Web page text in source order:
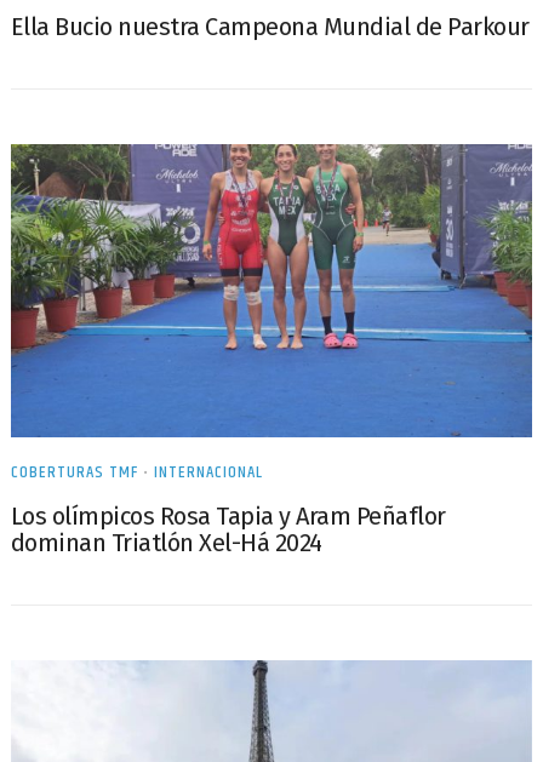
Ella Bucio nuestra Campeona Mundial de Parkour
COBERTURAS TMF • INTERNACIONAL
Los olímpicos Rosa Tapia y Aram Peñaflor
dominan Triatlón Xel-Há 2024